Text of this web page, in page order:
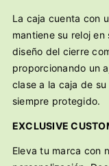
La caja cuenta con
mantiene su reloj
diseño del cierre
proporcionando un
clase a la caja de
siempre protegido.
EXCLUSIVE
Eleva tu marca con